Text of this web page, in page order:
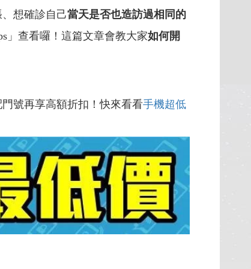
想確診自己當天是否也造訪過相同的
」查看囉！這篇文章會教大家如何開
門號再享高額折扣！快來看看手機超低